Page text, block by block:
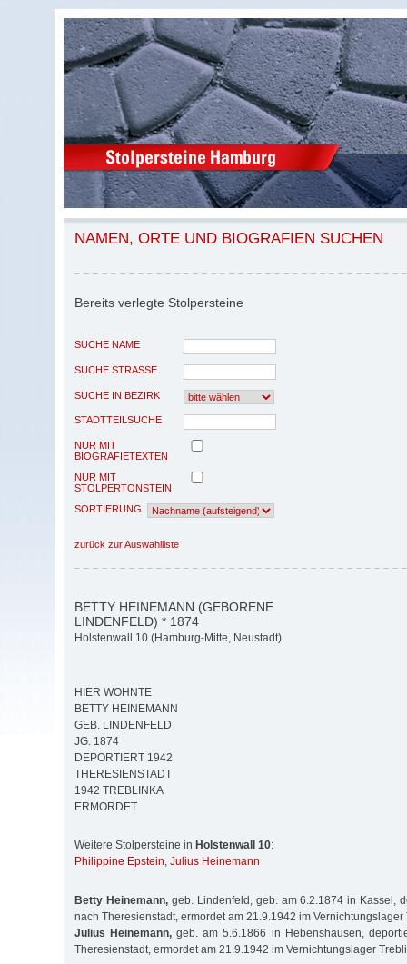
NAMEN, ORTE UND BIOGRAFIEN SUCHEN
Bereits verlegte Stolpersteine
SUCHE NAME
SUCHE STRASSE
SUCHE IN BEZIRK
STADTTEILSUCHE
NUR MIT
BIOGRAFIETEXTEN
NUR MIT
STOLPERTONSTEIN
SORTIERUNG
zurück zur Auswahlliste
BETTY HEINEMANN (GEBORENE
LINDENFELD) * 1874
Holstenwall 10 (Hamburg-Mitte, Neustadt)
HIER WOHNTE
BETTY HEINEMANN
GEB. LINDENFELD
JG. 1874
DEPORTIERT 1942
THERESIENSTADT
1942 TREBLINKA
ERMORDET
Weitere Stolpersteine in Holstenwall 10:
Philippine Epstein, Julius Heinemann
Betty Heinemann,geb. Lindenfeld, geb. am 6.2.1874 in Kassel,
nach Theresienstadt, ermordet am 21.9.1942 im Vernichtungslager
Julius Heinemann, geb. am 5.6.1866 in Hebenshausen,
Theresienstadt, ermordet am 21.9.1942 im Vernichtungslager